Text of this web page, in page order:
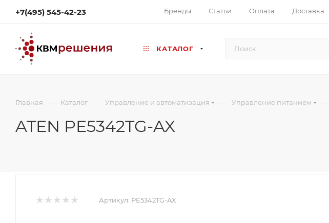
+7(495) 545-42-23 Бренды Статьи Оплата Доставка
КАТАЛОГ
Главная — Каталог — Управление и автоматизация — Управление питанием —
ATEN PE5342TG-AX
Артикул: PE5342TG-AX